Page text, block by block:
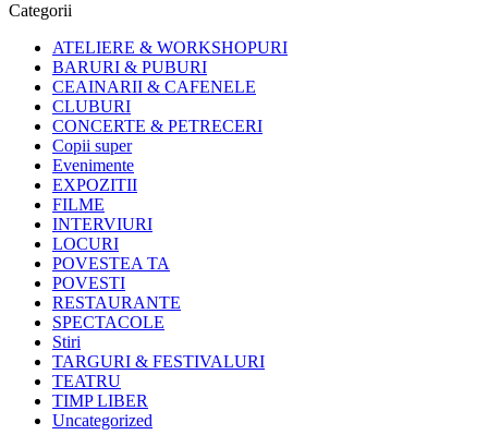
Categorii
ATELIERE & WORKSHOPURI
BARURI & PUBURI
CEAINARII & CAFENELE
CLUBURI
CONCERTE & PETRECERI
Copii super
Evenimente
EXPOZITII
FILME
INTERVIURI
LOCURI
POVESTEA TA
POVESTI
RESTAURANTE
SPECTACOLE
Stiri
TARGURI & FESTIVALURI
TEATRU
TIMP LIBER
Uncategorized